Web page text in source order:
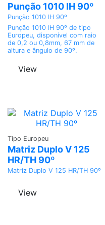
Punção 1010 IH 90º
Punção 1010 IH 90º
Punção 1010 IH 90º de tipo
Europeu, disponível com raio
de 0,2 ou 0,8mm, 67 mm de
altura e ângulo de 90º.
View
Tipo Europeu
Matriz Duplo V 125
HR/TH 90º
Matriz Duplo V 125 HR/TH 90º
View